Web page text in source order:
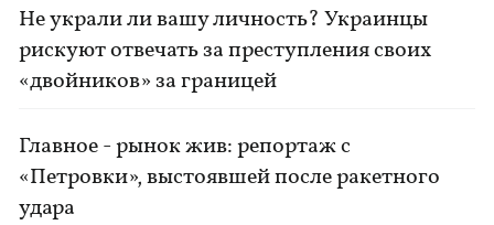
Не украли ли вашу личность? Украинцы
рискуют отвечать за преступления своих
«двойников» за границей
Главное - рынок жив: репортаж с
«Петровки», выстоявшей после ракетного
удара